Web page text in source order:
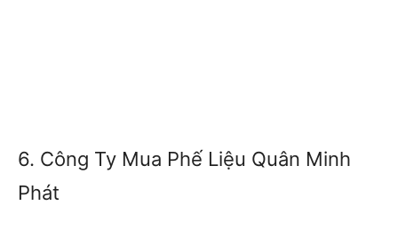
6. Công Ty Mua Phế Liệu Quân Minh
Phát